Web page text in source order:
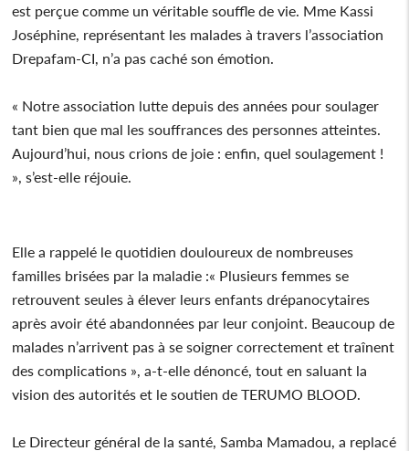
est perçue comme un véritable souffle de vie. Mme Kassi
Joséphine, représentant les malades à travers l’association
Drepafam-CI, n’a pas caché son émotion.
« Notre association lutte depuis des années pour soulager
tant bien que mal les souffrances des personnes atteintes.
Aujourd’hui, nous crions de joie : enfin, quel soulagement !
», s’est-elle réjouie.
Elle a rappelé le quotidien douloureux de nombreuses
familles brisées par la maladie :« Plusieurs femmes se
retrouvent seules à élever leurs enfants drépanocytaires
après avoir été abandonnées par leur conjoint. Beaucoup de
malades n’arrivent pas à se soigner correctement et traînent
des complications », a-t-elle dénoncé, tout en saluant la
vision des autorités et le soutien de TERUMO BLOOD.
Le Directeur général de la santé, Samba Mamadou, a replacé